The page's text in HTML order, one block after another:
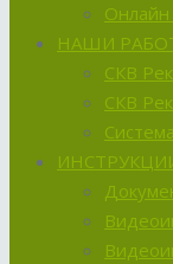
Онлайн
НАШИ
СКВ
СКВ